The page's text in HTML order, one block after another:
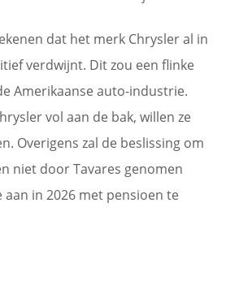
dat het merk Chrysler al in
verdwijnt. Dit zou een flinke
Amerikaanse auto-industrie.
vol aan de bak, willen ze
Overigens zal de beslissing om
niet door Tavares genomen
in 2026 met pensioen te